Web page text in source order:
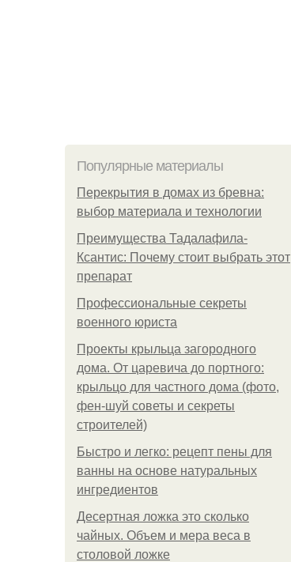
Популярные материалы
Перекрытия в домах из бревна:
выбор материала и технологии
Преимущества Тадалафила-
Ксантис: Почему стоит выбрать этот
препарат
Профессиональные секреты
военного юриста
Проекты крыльца загородного
дома. От царевича до портного:
крыльцо для частного дома (фото,
фен-шуй советы и секреты
строителей)
Быстро и легко: рецепт пены для
ванны на основе натуральных
ингредиентов
Десертная ложка это сколько
чайных. Объем и мера веса в
столовой ложке